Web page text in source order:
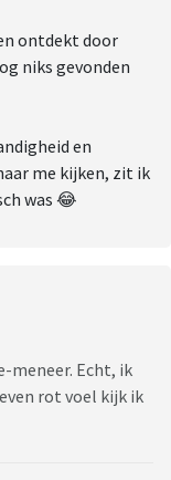
ontdekt door
niks gevonden
en
me kijken, zit ik
was 😂
meneer. Echt, ik
rot voel kijk ik